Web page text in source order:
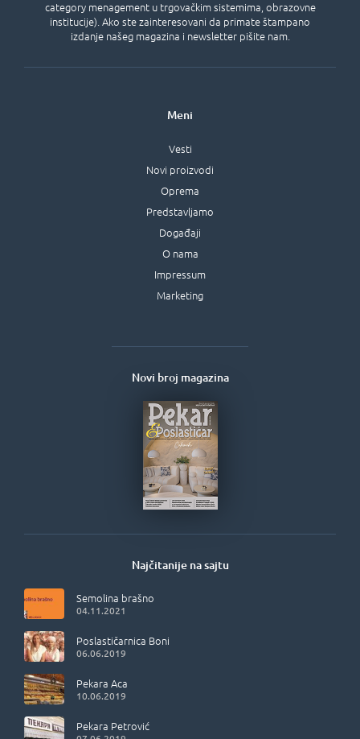
category menagement u trgovačkim sistemima, obrazovne
institucije). Ako ste zainteresovani da primate štampano
izdanje našeg magazina i newsletter pišite nam.
Meni
Vesti
Novi proizvodi
Oprema
Predstavljamo
Događaji
O nama
Impressum
Marketing
Najčitanije na sajtu
Semolina brašno
04.11.2021
Poslastičarnica Boni
06.06.2019
Pekara Aca
10.06.2019
Pekara Petrović
Novi broj magazina